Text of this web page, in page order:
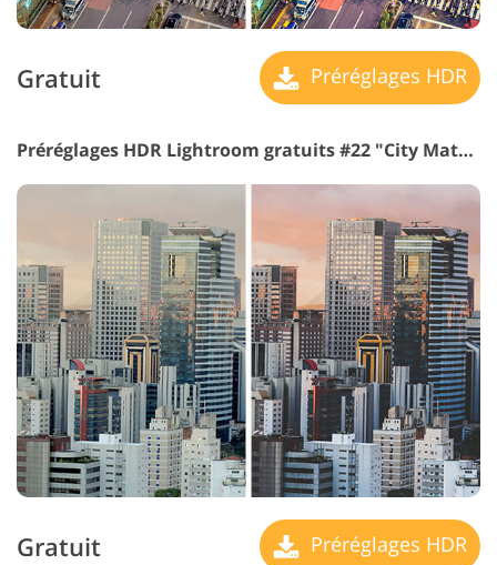
Gratuit Préréglages HDR
Préréglages HDR Lightroom gratuits #22 "City Matte"
Gratuit Préréglages HDR